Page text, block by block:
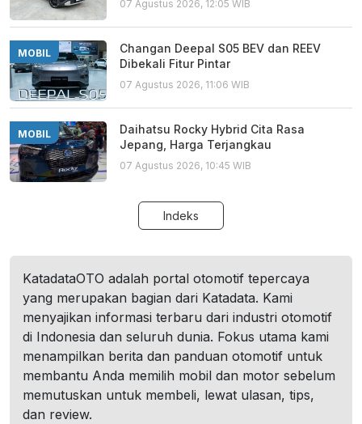
07 Agustus 2026, 12:05 WIB
MOBIL
Changan Deepal S05 BEV dan REEV
Dibekali Fitur Pintar
07 Agustus 2026, 11:06 WIB
MOBIL
Daihatsu Rocky Hybrid Cita Rasa
Jepang, Harga Terjangkau
07 Agustus 2026, 10:45 WIB
Indeks
KatadataOTO adalah portal otomotif tepercaya
yang merupakan bagian dari Katadata. Kami
menyajikan informasi terbaru dari industri otomotif
di Indonesia dan seluruh dunia. Fokus utama kami
menampilkan berita dan panduan otomotif untuk
membantu Anda memilih mobil dan motor sebelum
memutuskan untuk membeli, lewat ulasan, tips,
dan review.